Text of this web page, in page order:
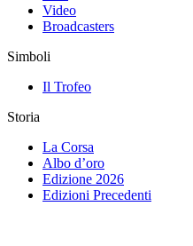
Video
Broadcasters
Simboli
Il Trofeo
Storia
La Corsa
Albo d’oro
Edizione 2026
Edizioni Precedenti